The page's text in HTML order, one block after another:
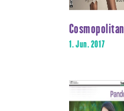
Cosmopolitan
1. Jun. 2017